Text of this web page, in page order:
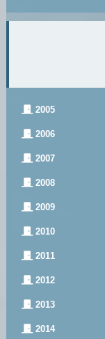
2005
2006
2007
2008
2009
2010
2011
2012
2013
2014